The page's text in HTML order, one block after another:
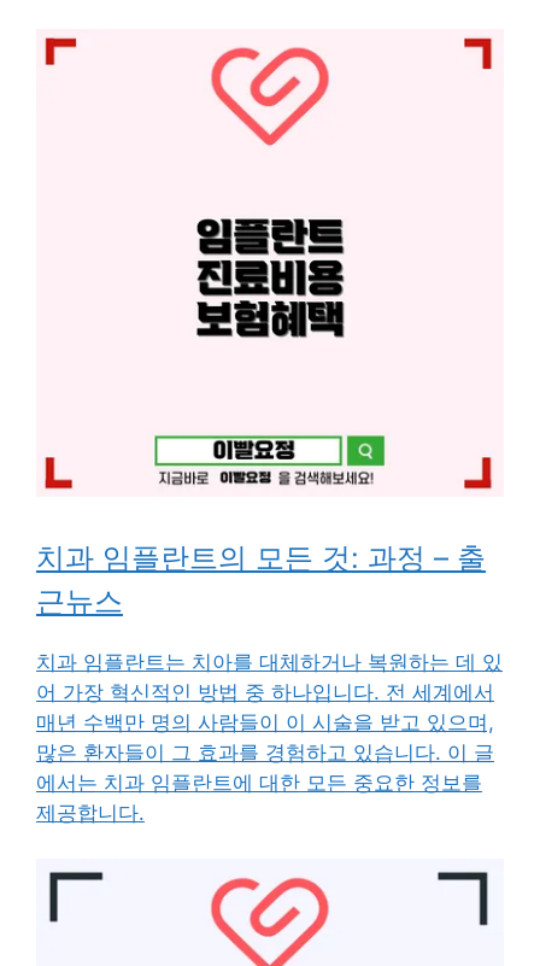
치과 임플란트의 모든 것: 과정 – 출
근뉴스
치과 임플란트는 치아를 대체하거나 복원하는 데 있
어 가장 혁신적인 방법 중 하나입니다. 전 세계에서
매년 수백만 명의 사람들이 이 시술을 받고 있으며,
많은 환자들이 그 효과를 경험하고 있습니다. 이 글
에서는 치과 임플란트에 대한 모든 중요한 정보를
제공합니다.